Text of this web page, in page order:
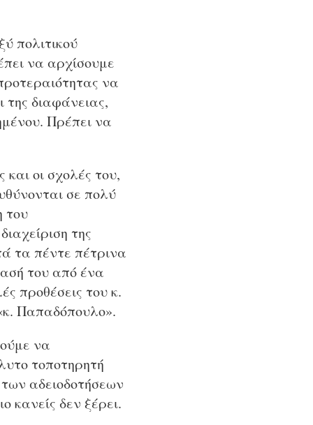
πολιτικού
να αρχίσουμε
να
της διαφάνειας,
Πρέπει να
οι σχολές του,
σε πολύ
του
της
τα πέντε πέτρινα
του από ένα
προθέσεις του κ.
Παπαδόπουλο».
να
τοποτηρητή
αδειοδοτήσεων
κανείς δεν ξέρει.